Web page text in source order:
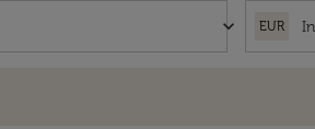
keyboard_arrow_down EUR